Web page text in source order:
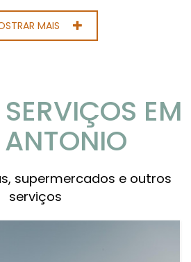
MAIS
EM
supermercados e outros
serviços